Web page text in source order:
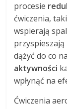
procesie
ćwiczenia,
wspierają
dążyć do co
aktywności
wpłynąć na
Ćwiczenia